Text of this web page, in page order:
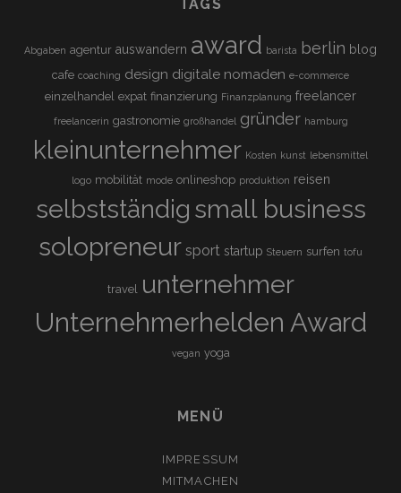
TAGS
Abgaben agentur auswandern award barista berlin blog
cafe coaching design digitale nomaden e-commerce
einzelhandel expat finanzierung Finanzplanung freelancer
freelancerin gastronomie großhandel gründer hamburg
kleinunternehmer Kosten kunst lebensmittel
logo mobilität mode onlineshop produktion reisen
selbstständig small business
solopreneur sport startup Steuern surfen tofu
travel unternehmer
Unternehmerhelden Award
vegan yoga
MENÜ
IMPRESSUM
MITMACHEN